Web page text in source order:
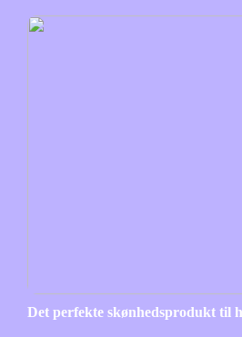
Det perfekte skønhedsprodukt til